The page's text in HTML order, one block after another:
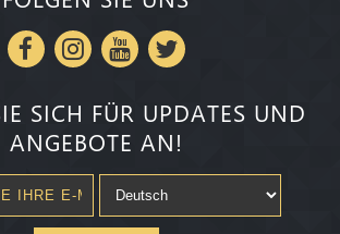
SICH FÜR UPDATES UND
ANGEBOTE AN!